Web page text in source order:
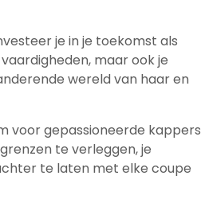
je in je toekomst als
maar ook je
wereld van haar en
voor gepassioneerde kappers
te verleggen, je
te laten met elke coupe